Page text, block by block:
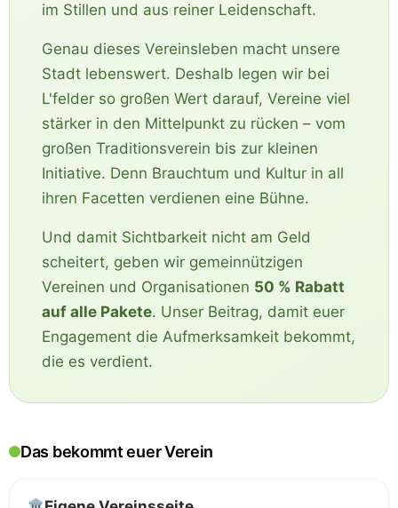
im Stillen und aus reiner Leidenschaft.
Genau dieses Vereinsleben macht unsere
Stadt lebenswert. Deshalb legen wir bei
L'felder so großen Wert darauf, Vereine viel
stärker in den Mittelpunkt zu rücken – vom
großen Traditionsverein bis zur kleinen
Initiative. Denn Brauchtum und Kultur in all
ihren Facetten verdienen eine Bühne.
Und damit Sichtbarkeit nicht am Geld
scheitert, geben wir gemeinnützigen
Vereinen und Organisationen 50 % Rabatt
auf alle Pakete. Unser Beitrag, damit euer
Engagement die Aufmerksamkeit bekommt,
die es verdient.
Das bekommt euer Verein